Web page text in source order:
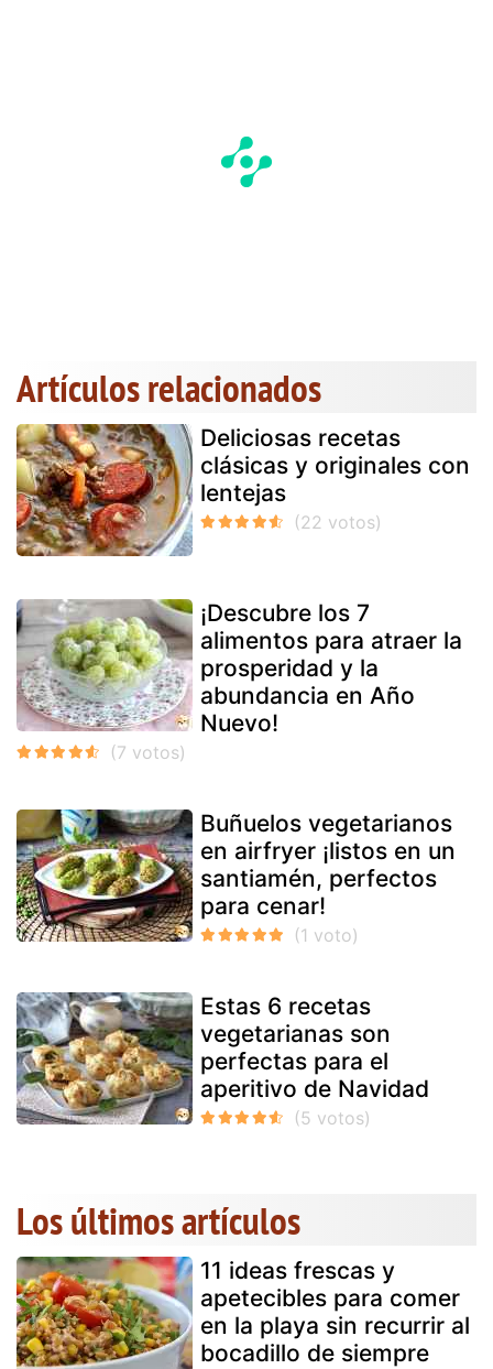
Artículos relacionados
Deliciosas recetas
clásicas y originales con
lentejas
¡Descubre los 7
alimentos para atraer la
prosperidad y la
abundancia en Año
Nuevo!
Buñuelos vegetarianos
en airfryer ¡listos en un
santiamén, perfectos
para cenar!
Estas 6 recetas
vegetarianas son
perfectas para el
aperitivo de Navidad
Los últimos artículos
11 ideas frescas y
apetecibles para comer
en la playa sin recurrir al
bocadillo de siempre